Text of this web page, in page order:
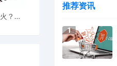
？
推荐资讯
1